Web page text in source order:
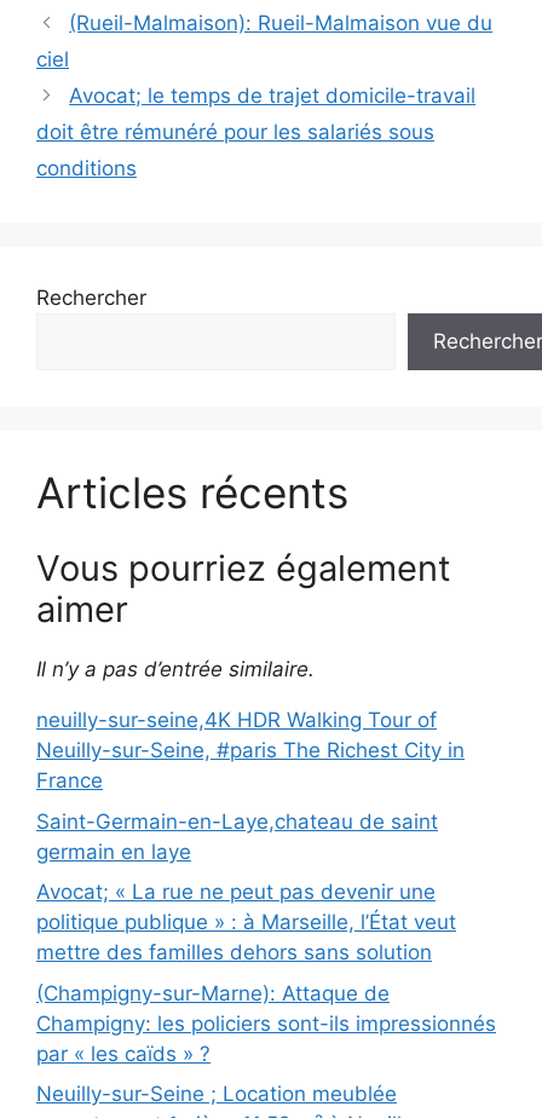
Navigation
des
(Rueil-Malmaison): Rueil-Malmaison vue du
ciel
Avocat; le temps de trajet domicile-travail
doit être rémunéré pour les salariés sous
conditions
Rechercher
Rechercher
Articles récents
Vous pourriez également
aimer
Il n’y a pas d’entrée similaire.
neuilly-sur-seine,4K HDR Walking Tour of
Neuilly-sur-Seine, #paris The Richest City in
France
Saint-Germain-en-Laye,chateau de saint
germain en laye
Avocat; « La rue ne peut pas devenir une
politique publique » : à Marseille, l’État veut
mettre des familles dehors sans solution
(Champigny-sur-Marne): Attaque de
Champigny: les policiers sont-ils impressionnés
par « les caïds » ?
Neuilly-sur-Seine ; Location meublée